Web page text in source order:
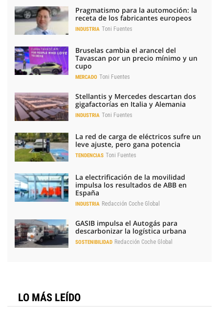
Pragmatismo para la automoción: la
receta de los fabricantes europeos
INDUSTRIA Toni Fuentes
Bruselas cambia el arancel del
Tavascan por un precio mínimo y un
cupo
MERCADO Toni Fuentes
Stellantis y Mercedes descartan dos
gigafactorías en Italia y Alemania
INDUSTRIA Toni Fuentes
La red de carga de eléctricos sufre un
leve ajuste, pero gana potencia
TENDENCIAS Toni Fuentes
La electrificación de la movilidad
impulsa los resultados de ABB en
España
INDUSTRIA Redacción Coche Global
GASIB impulsa el Autogás para
descarbonizar la logística urbana
SOSTENIBILIDAD Redacción Coche Global
LO MÁS LEÍDO